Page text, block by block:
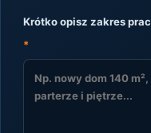
Krótko opisz zakres prac
*